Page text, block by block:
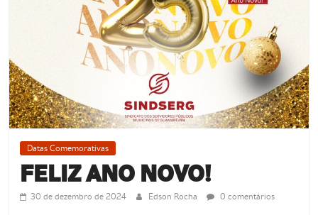
Datas Comemorativas
FELIZ ANO NOVO!
30 de dezembro de 2024 Edson Rocha 0 comentários